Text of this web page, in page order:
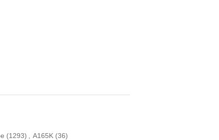
(1293) A165K (36)